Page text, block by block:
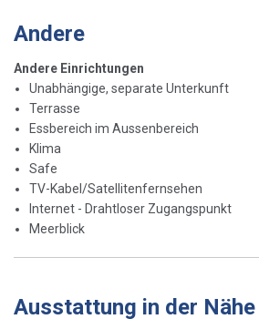
Andere
Andere Einrichtungen
Unabhängige, separate Unterkunft
Terrasse
Essbereich im Aussenbereich
Klima
Safe
TV-Kabel/Satellitenfernsehen
Internet - Drahtloser Zugangspunkt
Meerblick
Ausstattung in der Nähe